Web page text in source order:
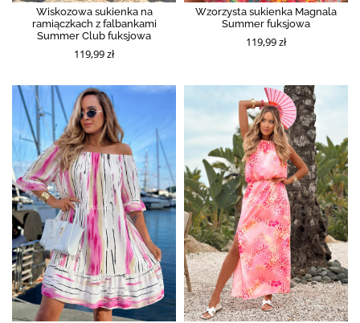
Wiskozowa sukienka na
ramiączkach z falbankami
Summer Club fuksjowa
119,99 zł
Wzorzysta sukienka Magnala
Summer fuksjowa
119,99 zł